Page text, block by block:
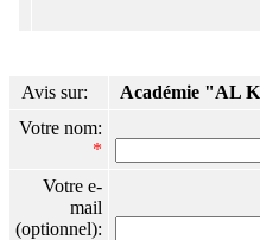
Avis sur:
Académie "AL
Votre nom:
*
Votre e-
mail
(optionnel):